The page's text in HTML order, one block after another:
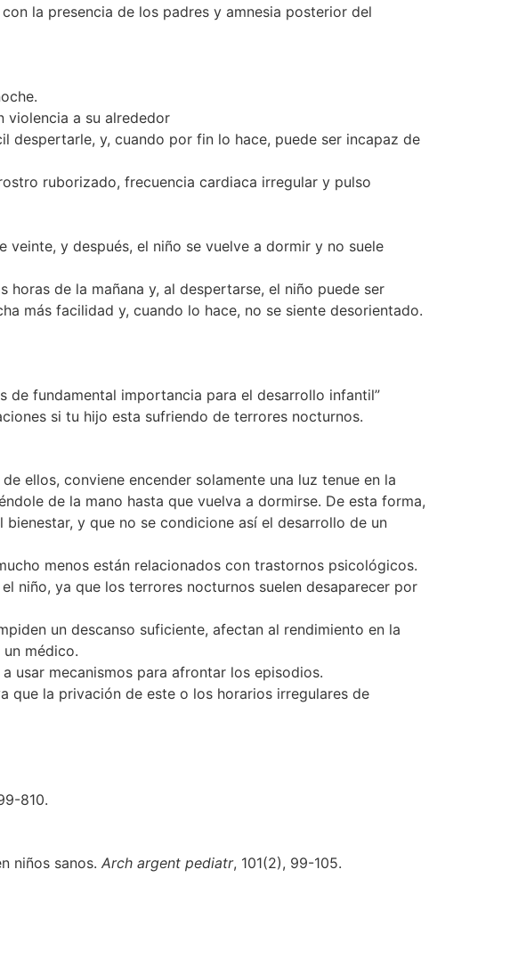
la presencia de los padres y amnesia posterior del
violencia a su alrededor
despertarle, y, cuando por fin lo hace, puede ser incapaz de
ruborizado, frecuencia cardiaca irregular y pulso
y después, el niño se vuelve a dormir y no suele
de la mañana y, al despertarse, el niño puede ser
más facilidad y, cuando lo hace, no se siente desorientado.
de fundamental importancia para el desarrollo infantil”
si tu hijo esta sufriendo de terrores nocturnos.
ellos, conviene encender solamente una luz tenue en la
de la mano hasta que vuelva a dormirse. De esta forma,
y que no se condicione así el desarrollo de un
menos están relacionados con trastornos psicológicos.
niño, ya que los terrores nocturnos suelen desaparecer por
un descanso suficiente, afectan al rendimiento en la
médico.
usar mecanismos para afrontar los episodios.
que la privación de este o los horarios irregulares de
810.
niños sanos. Arch argent pediatr, 101(2), 99-105.